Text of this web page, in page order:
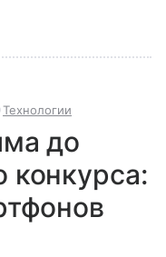
Технологии
до
конкурса: